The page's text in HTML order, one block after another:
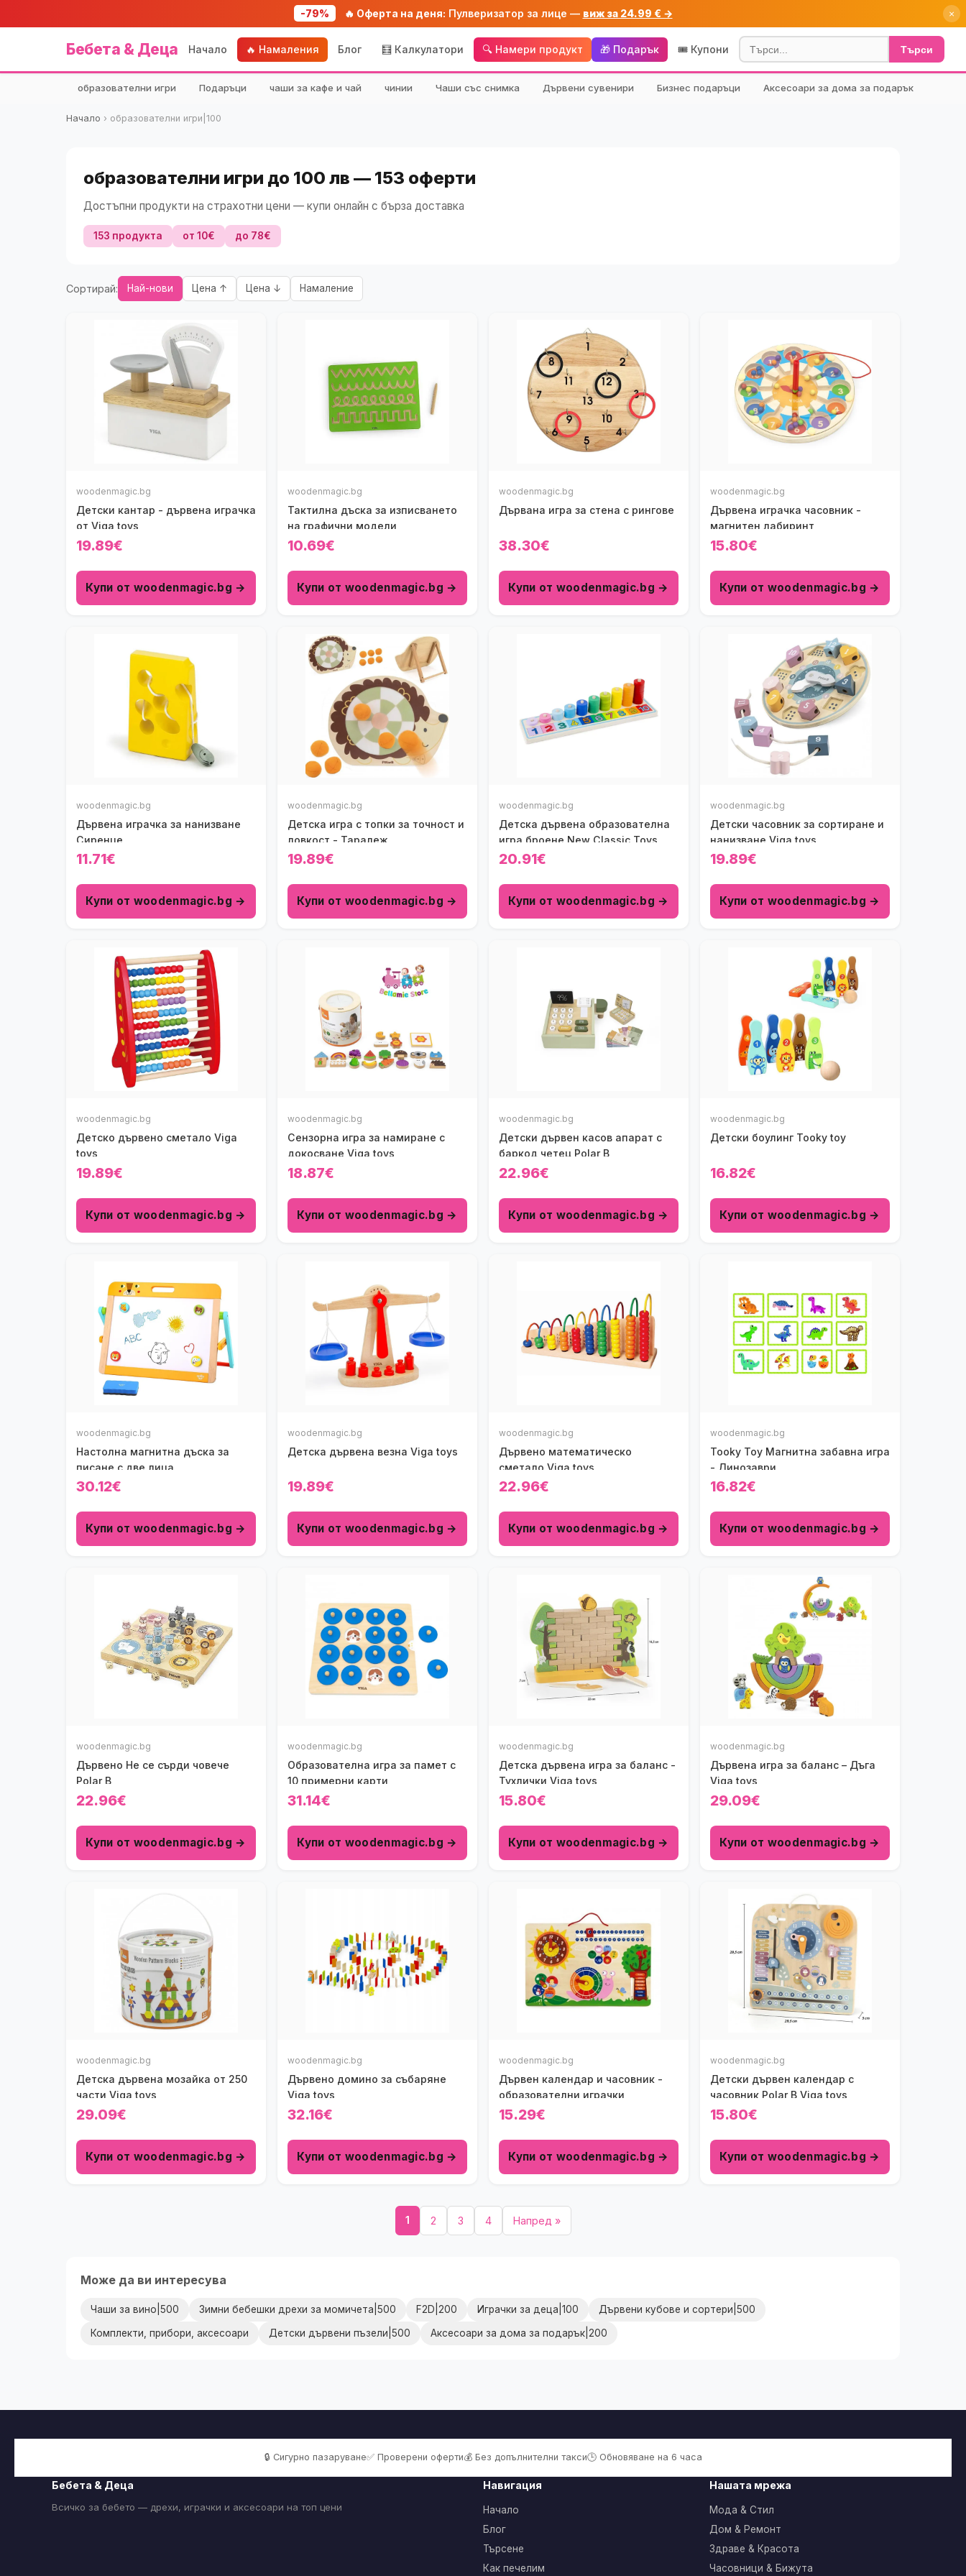
-79% 🔥 Оферта на деня: Пулверизатор за лице — виж за 24.99 € → ×
Бебета & Деца Начало 🔥 Намаления Блог 🧮 Калкулатори 🔍 Намери продукт 🎁 Подарък 🎟️ Купони Търси
образователни игри Подаръци чаши за кафе и чай чинии Чаши със снимка Дървени сувенири Бизнес подаръци Аксесоари за дома за подарък
Начало › образователни игри|100
образователни игри до 100 лв — 153 оферти
Достъпни продукти на страхотни цени — купи онлайн с бърза доставка
153 продукта от 10€ до 78€
Сортирай: Най-нови Цена ↑ Цена ↓ Намаление
woodenmagic.bg
Детски кантар - дървена играчка
от Viga toys
19.89€
Купи от woodenmagic.bg →
woodenmagic.bg
Тактилна дъска за изписването
на графични модели
10.69€
Купи от woodenmagic.bg →
woodenmagic.bg
Дървана игра за стена с рингове
38.30€
Купи от woodenmagic.bg →
woodenmagic.bg
Дървена играчка часовник -
магнитен лабиринт
15.80€
Купи от woodenmagic.bg →
woodenmagic.bg
Дървена играчка за нанизване
Сиренце
11.71€
Купи от woodenmagic.bg →
woodenmagic.bg
Детска игра с топки за точност и
ловкост - Таралеж
19.89€
Купи от woodenmagic.bg →
woodenmagic.bg
Детска дървена образователна
игра броене New Classic Toys
20.91€
Купи от woodenmagic.bg →
woodenmagic.bg
Детски часовник за сортиране и
нанизване Viga toys
19.89€
Купи от woodenmagic.bg →
woodenmagic.bg
Детско дървено сметало Viga
toys
19.89€
Купи от woodenmagic.bg →
woodenmagic.bg
Сензорна игра за намиране с
докосване Viga toys
18.87€
Купи от woodenmagic.bg →
woodenmagic.bg
Детски дървен касов апарат с
баркод четец Polar B
22.96€
Купи от woodenmagic.bg →
woodenmagic.bg
Детски боулинг Tooky toy
16.82€
Купи от woodenmagic.bg →
woodenmagic.bg
Настолна магнитна дъска за
писане с две лица
30.12€
Купи от woodenmagic.bg →
woodenmagic.bg
Детска дървена везна Viga toys
19.89€
Купи от woodenmagic.bg →
woodenmagic.bg
Дървено математическо
сметало Viga toys
22.96€
Купи от woodenmagic.bg →
woodenmagic.bg
Tooky Toy Магнитна забавна игра
- Динозаври
16.82€
Купи от woodenmagic.bg →
woodenmagic.bg
Дървено Не се сърди човече
Polar B
22.96€
Купи от woodenmagic.bg →
woodenmagic.bg
Образователна игра за памет с
10 примерни карти
31.14€
Купи от woodenmagic.bg →
woodenmagic.bg
Детска дървена игра за баланс -
Тухлички Viga toys
15.80€
Купи от woodenmagic.bg →
woodenmagic.bg
Дървена игра за баланс – Дъга
Viga toys
29.09€
Купи от woodenmagic.bg →
woodenmagic.bg
Детска дървена мозайка от 250
части Viga toys
29.09€
Купи от woodenmagic.bg →
woodenmagic.bg
Дървено домино за събаряне
Viga toys
32.16€
Купи от woodenmagic.bg →
woodenmagic.bg
Дървен календар и часовник -
образователни играчки
15.29€
Купи от woodenmagic.bg →
woodenmagic.bg
Детски дървен календар с
часовник Polar B Viga toys
15.80€
Купи от woodenmagic.bg →
1 2 3 4 Напред »
Може да ви интересува
Чаши за вино|500 Зимни бебешки дрехи за момичета|500 F2D|200 Играчки за деца|100 Дървени кубове и сортери|500
Комплекти, прибори, аксесоари Детски дървени пъзели|500 Аксесоари за дома за подарък|200
🔒 Сигурно пазаруване✅ Проверени оферти💰 Без допълнителни такси🕒 Обновяване на 6 часа
Бебета & Деца
Всичко за бебето — дрехи, играчки и аксесоари на топ цени
Навигация
Начало
Блог
Търсене
Как печелим
Нашата мрежа
Мода & Стил
Дом & Ремонт
Здраве & Красота
Часовници & Бижута